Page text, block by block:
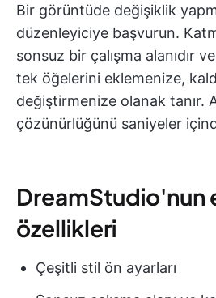
Bir görüntüde değişiklik
düzenleyiciye başvurun.
sonsuz bir çalışma alanıdır
tek öğelerini eklemenize,
değiştirmenize olanak tanır.
çözünürlüğünü saniyeler
DreamStudio'nun
özellikleri
Çeşitli stil ön ayarları